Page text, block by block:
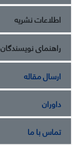
اطلاعات نشریه
راهنمای نویسندگان
ارسال مقاله
داوران
تماس با ما